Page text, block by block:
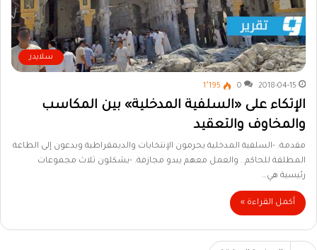
سلايدر
2018-04-15
0 1٬195
الإتكاء على «السلفية المدخلية» بين المكاسب
والمخاوف والتعقيد
مقدمة: -السلفية المدخلية يحرمون الإنتخابات والديمقراطية ويدعون إلى الطاعة
المطلقة للحاكم.. والعمل معهم يبدو مجازفة. -يشكلون ثلاث مجموعات
رئيسية هي…
أكمل القراءة »